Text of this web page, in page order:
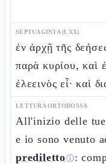
SEPTUAGINTA (LXX)
ἐν ἀρχῇ τῆς
παρὰ κυρίου, καὶ
ἐλεεινὸς εἶ· καὶ
LETTURA ORTODOSSA
All'inizio delle tue
e io sono venuto
predilettoⓘ: